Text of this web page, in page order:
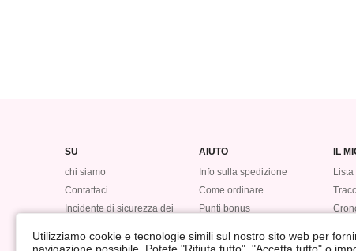
SU
chi siamo
Contattaci
Incidente di sicurezza dei
AIUTO
Info sulla spedizione
Come ordinare
Punti bonus
Rimborso
IL
Utilizziamo cookie e tecnologie simili sul nostro sito web per